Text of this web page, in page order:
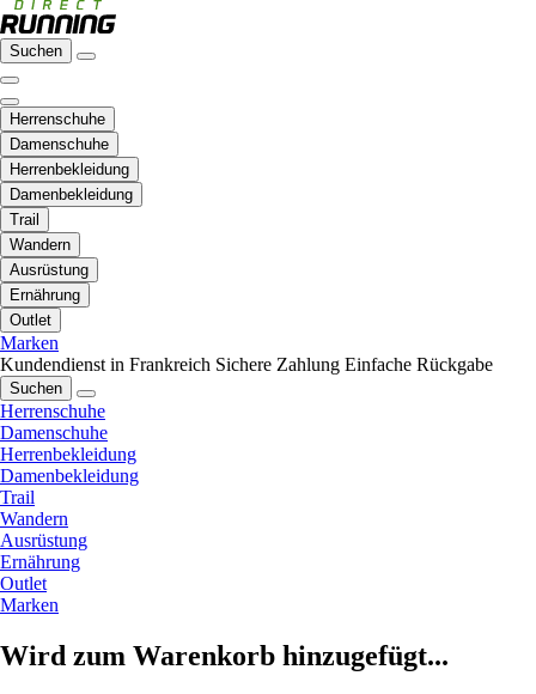
Suchen
Herrenschuhe
Damenschuhe
Herrenbekleidung
Damenbekleidung
Trail
Wandern
Ausrüstung
Ernährung
Outlet
Marken
Kundendienst in Frankreich Sichere Zahlung Einfache Rückgabe
Suchen
Herrenschuhe
Damenschuhe
Herrenbekleidung
Damenbekleidung
Trail
Wandern
Ausrüstung
Ernährung
Outlet
Marken
Wird zum Warenkorb hinzugefügt...